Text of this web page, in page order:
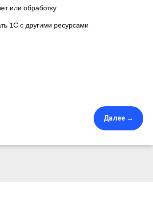
или обработку
1С с другими ресурсами
Далее →